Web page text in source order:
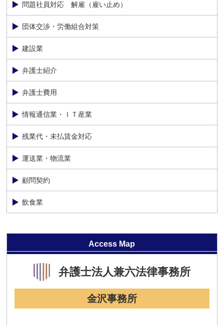
問題社員対応 解雇（雇い止め）
団体交渉・労働組合対策
建設業
弁護士紹介
弁護士費用
情報通信業・ＩＴ産業
残業代・未払賃金対応
運送業・物流業
顧問契約
飲食業
Access Map
弁護士法人兼六法律事務所
金沢事務所